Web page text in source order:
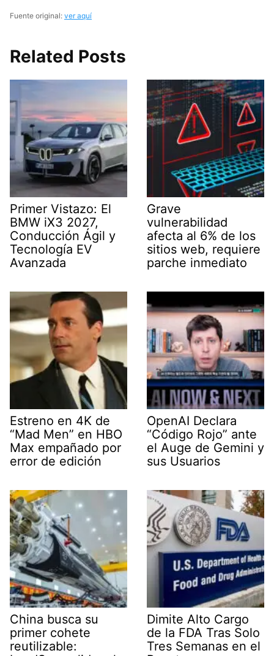
Fuente original: ver aquí
Related Posts
Primer Vistazo: El
BMW iX3 2027,
Conducción Ágil y
Tecnología EV
Avanzada
Grave
vulnerabilidad
afecta al 6% de los
sitios web, requiere
parche inmediato
Estreno en 4K de
“Mad Men” en HBO
Max empañado por
error de edición
OpenAI Declara
“Código Rojo” ante
el Auge de Gemini y
sus Usuarios
China busca su
primer cohete
reutilizable:
Dimite Alto Cargo
de la FDA Tras Solo
Tres Semanas en el